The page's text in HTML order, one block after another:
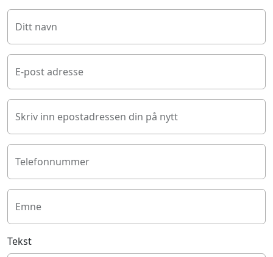
Ditt navn
E-post adresse
Skriv inn epostadressen din på nytt
Telefonnummer
Emne
Tekst